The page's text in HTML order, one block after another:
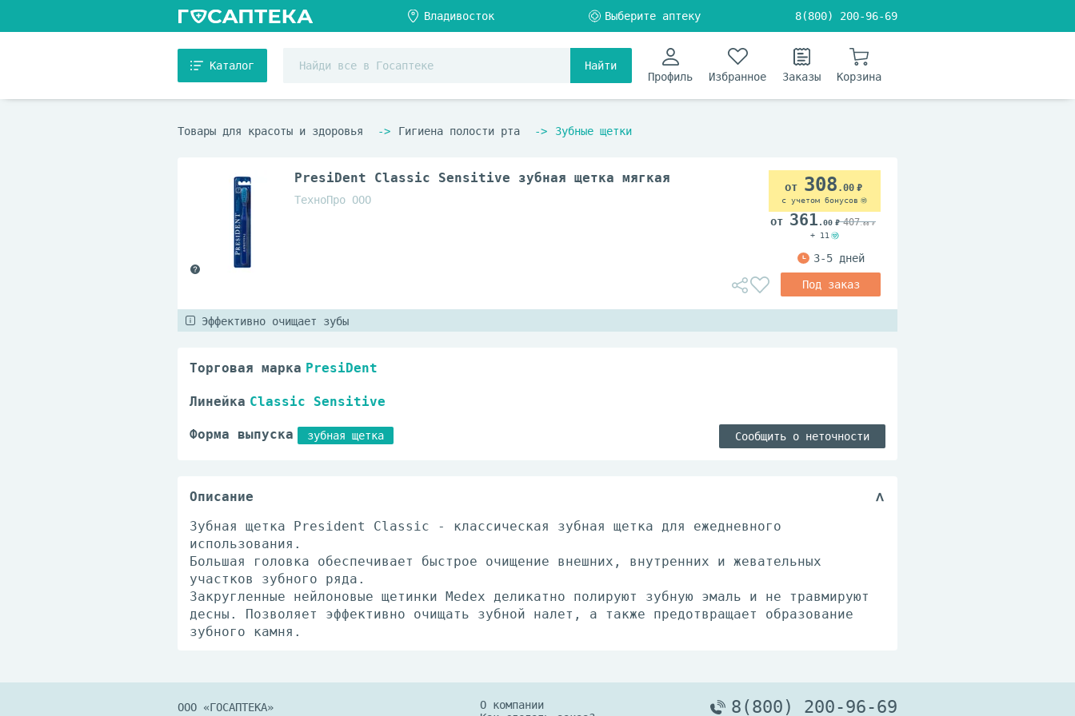
8(800) 200-96-69
Каталог
Найти
Профиль
Избранное Заказы Корзина
Товары для красоты и здоровья Гигиена полости рта Зубные щетки
PresiDent Classic Sensitive зубная щетка мягкая
ТехноПро ООО
308 .00
с учетом бонусов
361 .00 407.00
+ 11
Эффективно очищает зубы
Торговая марка PresiDent
Линейка Classic Sensitive
Форма выпуска зубная щетка Сообщить о неточности
Описание
Зубная щетка President Classic - классическая зубная щетка для ежедневного
использования.
Большая головка обеспечивает быстрое очищение внешних, внутренних и жевательных
участков зубного ряда.
Закругленные нейлоновые щетинки Medex деликатно полируют зубную эмаль и не травмируют
десны. Позволяет эффективно очищать зубной налет, а также предотвращает образование
зубного камня.
ООО «ГОСАПТЕКА»
О компании
8(800) 200-96-69